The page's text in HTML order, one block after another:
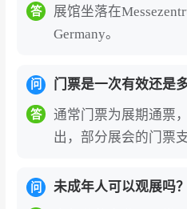
核，对不符合展会入场
审核材料，审核通过
馆证或直接扫码入场。
德国纽伦堡玩具展览会
单部分如下:YIWU
Co Ltd、Lovely
答
展馆坐落在
Germany。
问 门票是一次有效还是
答
通常门票为展期通票
出，部分展会的门票
问 未成年人可以观展吗？